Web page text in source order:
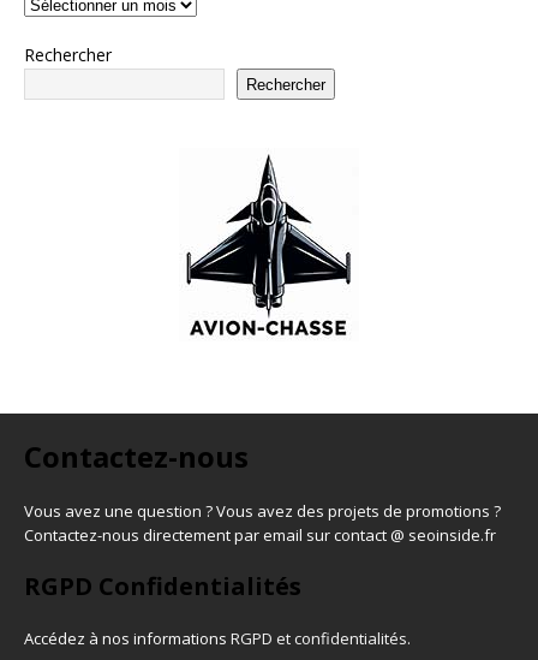
Rechercher
Rechercher
Contactez-nous
Vous avez une question ? Vous avez des projets de promotions ?
Contactez-nous directement par email sur contact @ seoinside.fr
RGPD Confidentialités
Accédez à nos informations RGPD et confidentialités.